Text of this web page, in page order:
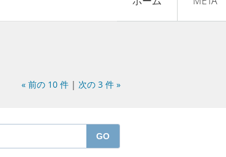
« 前の 10 件 | 次の 3 件 »
GO